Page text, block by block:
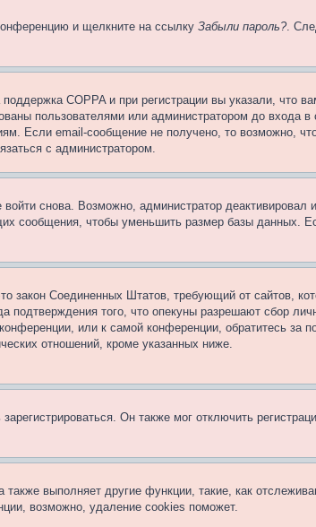
и щелкните на ссылку Забыли пароль?.
COPPA и при регистрации вы указали, что
пользователями или администратором до входа
Если email-сообщение не получено, то возможно,
с администратором.
снова. Возможно, администратор
сообщения, чтобы уменьшить размер базы данных.
закон Соединенных Штатов, требующий от сайтов,
подтверждения того, что опекуны разрешают сбор
или к самой конференции, обратитесь за
отношений, кроме указанных ниже.
Он также мог отключить
выполняет другие функции, такие, как
возможно, удаление cookies поможет.